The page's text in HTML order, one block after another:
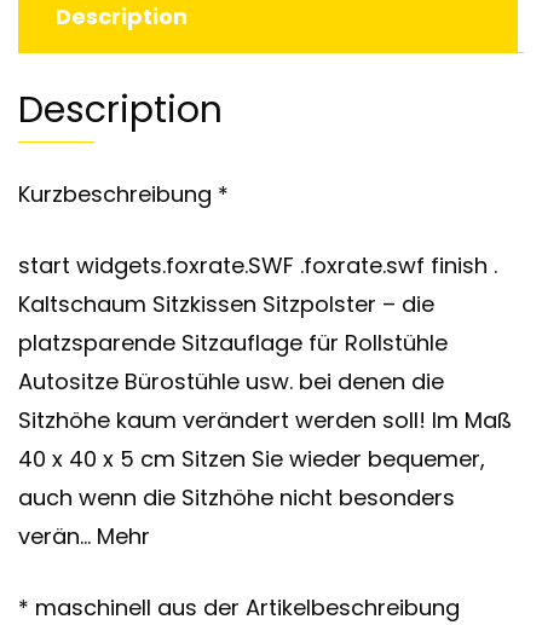
Description
Description
Kurzbeschreibung *
start widgets.foxrate.SWF .foxrate.swf finish .
Kaltschaum Sitzkissen Sitzpolster – die
platzsparende Sitzauflage für Rollstühle
Autositze Bürostühle usw. bei denen die
Sitzhöhe kaum verändert werden soll! Im Maß
40 x 40 x 5 cm Sitzen Sie wieder bequemer,
auch wenn die Sitzhöhe nicht besonders
verän… Mehr
* maschinell aus der Artikelbeschreibung